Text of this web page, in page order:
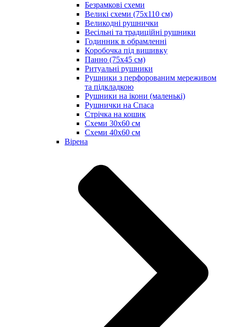
Безрамкові схеми
Великі схеми (75х110 см)
Великодні рушнички
Весільні та традиційні рушники
Годинник в обрамленні
Коробочка під вишивку
Панно (75х45 см)
Ритуальні рушники
Рушники з перфорованим мереживом
та підкладкою
Рушники на ікони (маленькі)
Рушнички на Спаса
Стрічка на кошик
Схеми 30х60 см
Схеми 40х60 см
Вірена